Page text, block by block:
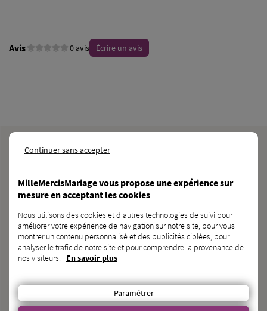
Avis 0 avis Écrire un avis
MilleMercisMariage est la liste de mariage la moins chère du marché,
qui fonctionne comme une cagnotte de mariage . Vous allez vous
Service clients gratuit. Service de paiement assuré par Lemon Way,
établissement de paiement agréé par l’ACPR sous le numéro 16568.
NOS RÉSEAUX SOCIAUX
BESOINd’uneCAGNOTTE GÉNÉRALISTE ?
DÉCOUVRIR KAGNOTTE.COM
Continuer sans accepter
MilleMercisMariage vous propose une expérience sur
mesure en acceptant les cookies
Nous utilisons des cookies et d'autres technologies de suivi pour
améliorer votre expérience de navigation sur notre site, pour vous
montrer un contenu personnalisé et des publicités ciblées, pour
analyser le trafic de notre site et pour comprendre la provenance de
nos visiteurs. En savoir plus
Paramétrer